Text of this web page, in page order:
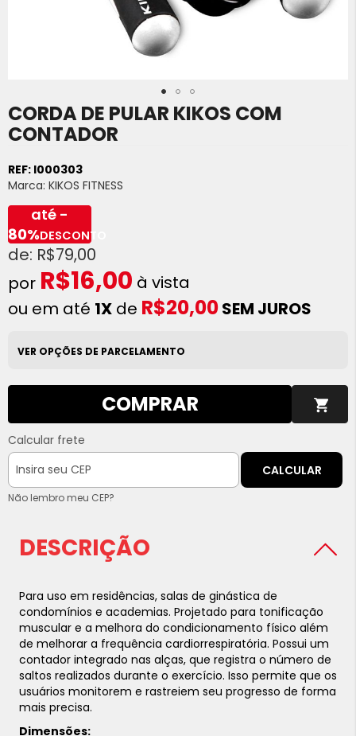
CORDA DE PULAR KIKOS COM
CONTADOR
REF: I000303
Marca: KIKOS FITNESS
R$79,00
até -
80%DESCONTO
R$16,00 à vista
ou em até 1X de R$20,00SEM JUROS
VER OPÇÕES DE PARCELAMENTO
COMPRAR
Calcular frete
CALCULAR
Não lembro meu CEP?
Saltar
para
o
da
Galeria
de
imagens
DESCRIÇÃO
Para uso em residências, salas de ginástica de
condomínios e academias. Projetado para tonificação
muscular e a melhora do condicionamento físico além
de melhorar a frequência cardiorrespiratória. Possui um
contador integrado nas alças, que registra o número de
saltos realizados durante o exercício. Isso permite que os
usuários monitorem e rastreiem seu progresso de forma
mais precisa.
Dimensões: